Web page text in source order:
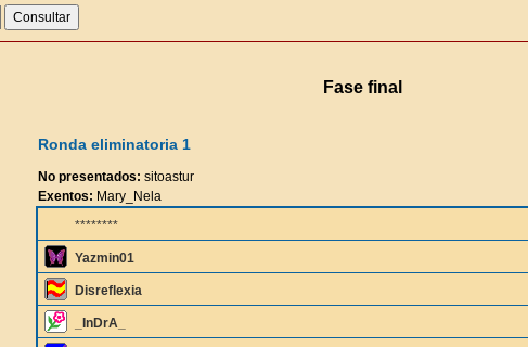
Fase final
Ronda eliminatoria 1
No presentados: sitoastur
Exentos: Mary_Nela
********
Yazmin01
Disreflexia
_InDrA_